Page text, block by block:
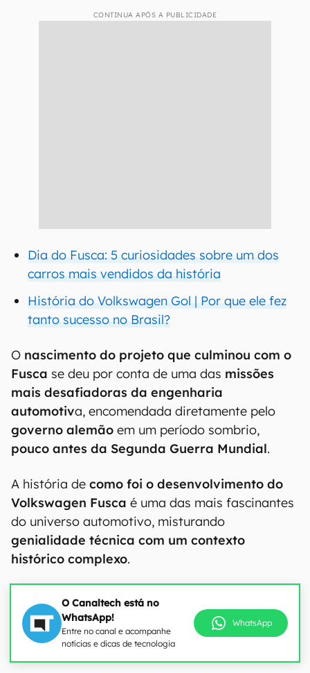
CONTINUA APÓS A PUBLICIDADE
Dia do Fusca: 5 curiosidades sobre um dos
carros mais vendidos da história
História do Volkswagen Gol | Por que ele fez
tanto sucesso no Brasil?
O nascimento do projeto que culminou com o
Fusca se deu por conta de uma das missões
mais desafiadoras da engenharia
automotiva, encomendada diretamente pelo
governo alemão em um período sombrio,
pouco antes da Segunda Guerra Mundial.
A história de como foi o desenvolvimento do
Volkswagen Fusca é uma das mais fascinantes
do universo automotivo, misturando
genialidade técnica com um contexto
histórico complexo.
O Canaltech está no
WhatsApp!
Entre no canal e acompanhe
notícias e dicas de tecnologia
WhatsApp